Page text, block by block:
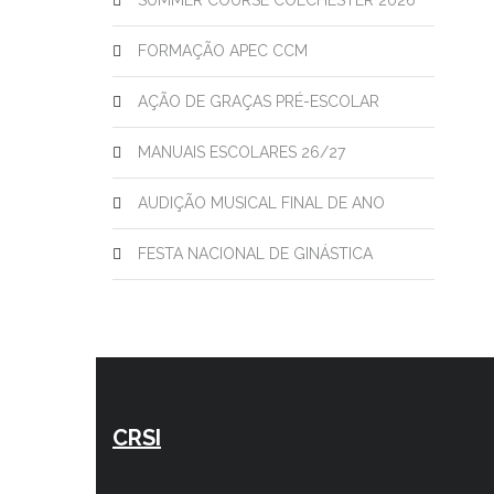
FORMAÇÃO APEC CCM
AÇÃO DE GRAÇAS PRÉ-ESCOLAR
MANUAIS ESCOLARES 26/27
AUDIÇÃO MUSICAL FINAL DE ANO
FESTA NACIONAL DE GINÁSTICA
CRSI